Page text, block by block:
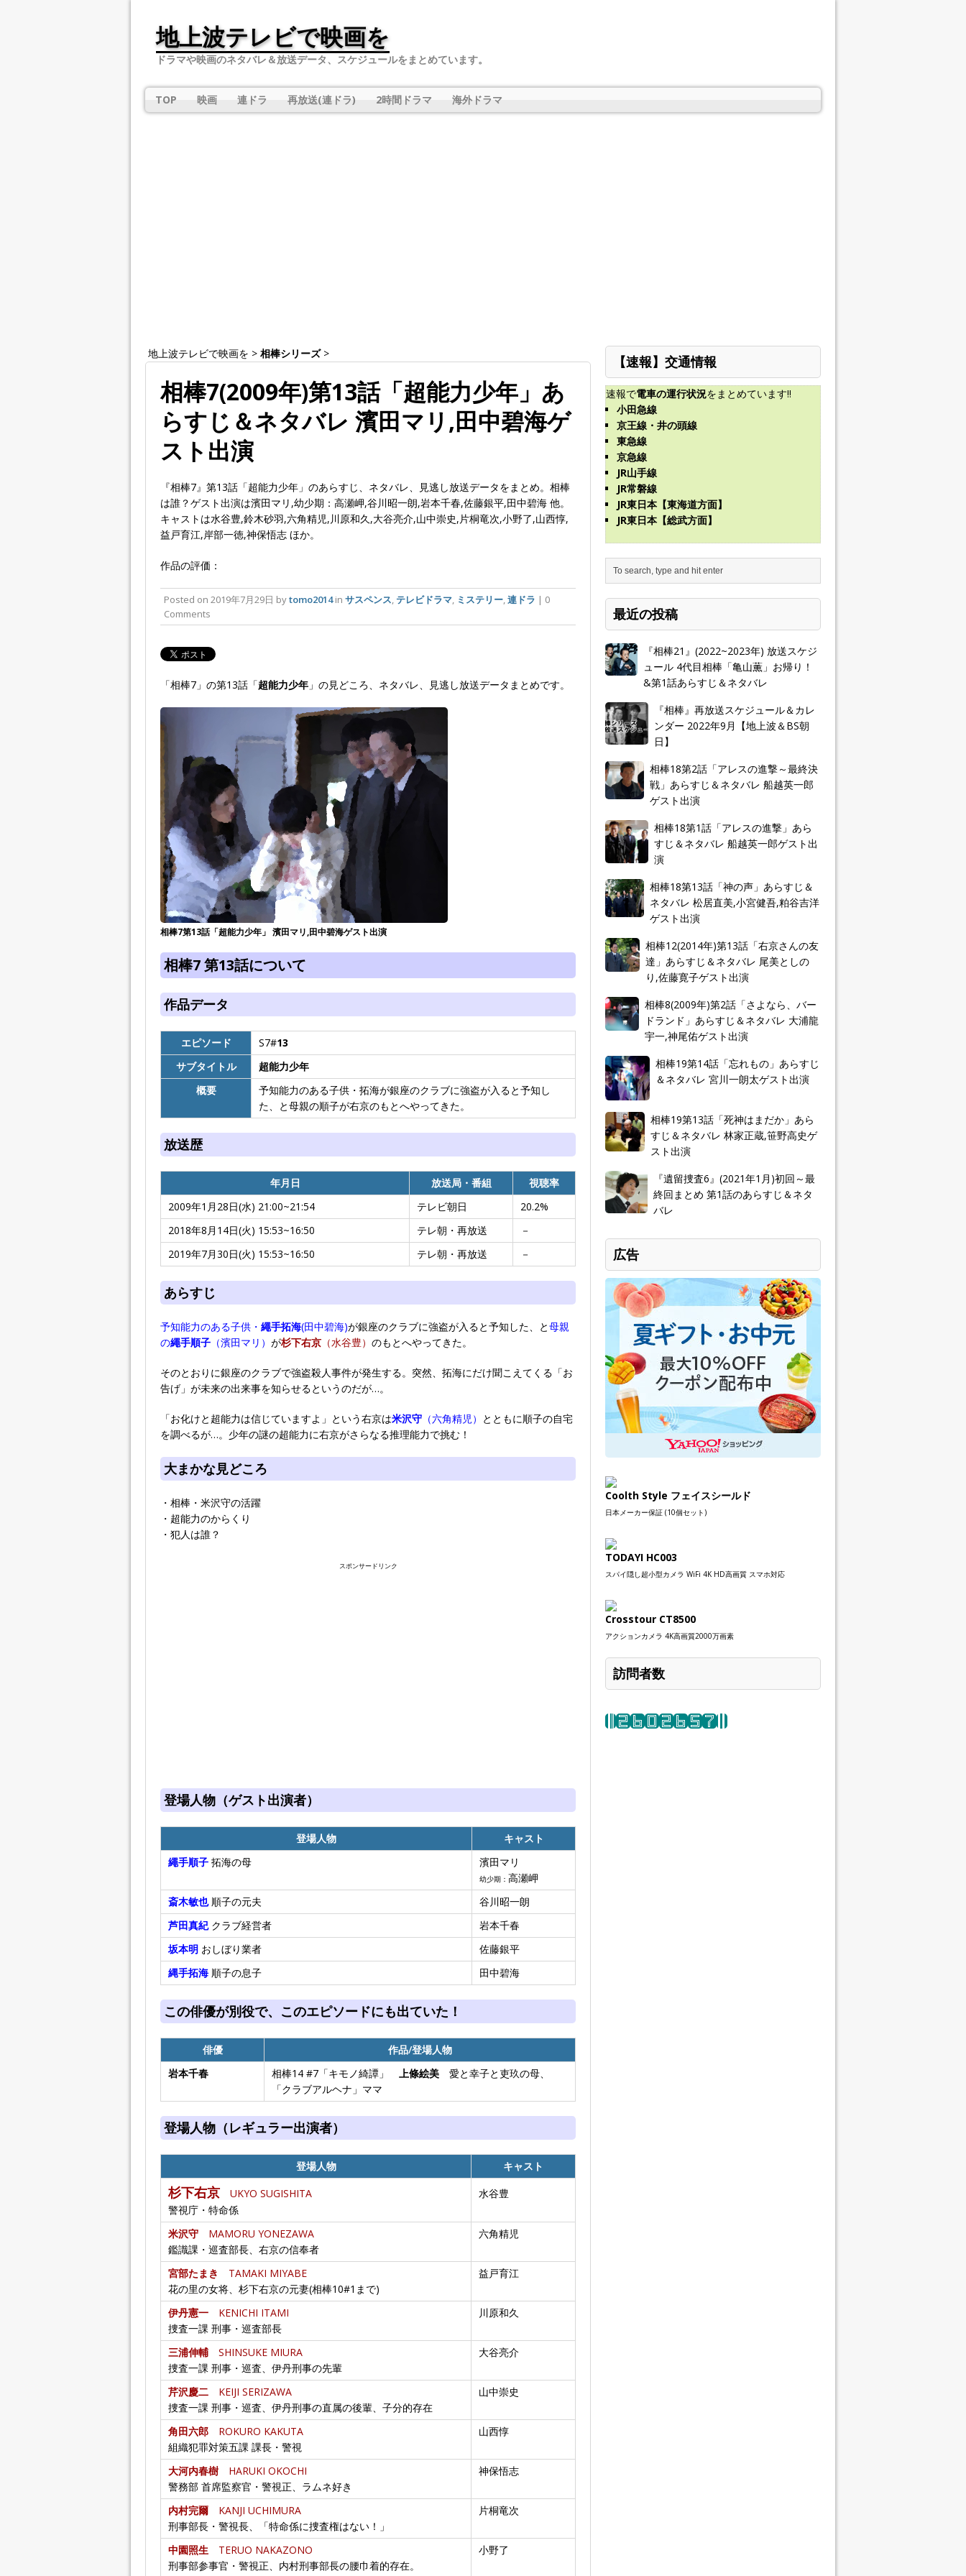
地上波テレビで映画を
ドラマや映画のネタバレ＆放送データ、スケジュールをまとめています。
TOP 映画 連ドラ 再放送(連ドラ) 2時間ドラマ 海外ドラマ
地上波テレビで映画を > 相棒シリーズ >
相棒7(2009年)第13話「超能力少年」あ
らすじ＆ネタバレ 濱田マリ,田中碧海ゲ
スト出演
『相棒7』第13話「超能力少年」のあらすじ、ネタバレ、見逃し放送データをまとめ。相棒
は誰？ゲスト出演は濱田マリ,幼少期：高瀬岬,谷川昭一朗,岩本千春,佐藤銀平,田中碧海 他。
キャストは水谷豊,鈴木砂羽,六角精児,川原和久,大谷亮介,山中崇史,片桐竜次,小野了,山西惇,
益戸育江,岸部一徳,神保悟志 ほか。
作品の評価：
Posted on 2019年7月29日 bytomo2014in サスペンス, テレビドラマ, ミステリー,連ドラ | 0
Comments
「相棒7」の第13話「超能力少年 」の見どころ、ネタバレ、見逃し放送データまとめです。
相棒7第13話「超能力少年」 濱田マリ,田中碧海ゲスト出演
相棒7 第13話について
作品データ
エピソード S7#13
サブタイトル
超能力少年
概要
予知能力のある子供・拓海が銀座のクラブに強盗が入ると予知し
た、と母親の順子が右京のもとへやってきた。
放送歴
年月日 放送局・番組
視聴率
2009年1月28日(水) 21:00~21:54
テレビ朝日
20.2%
2018年8月14日(火) 15:53~16:50
テレ朝・再放送
－
2019年7月30日(火) 15:53~16:50
テレ朝・再放送 －
あらすじ
予知能力のある子供・ 繩手拓海(田中碧海)が銀座のクラブに強盗が入ると予知した、と母親
の繩手順子 （濱田マリ） が杉下右京 （水谷豊） のもとへやってきた。
そのとおりに銀座のクラブで強盗殺人事件が発生する。突然、拓海にだけ聞こえてくる「お
告げ」が未来の出来事を知らせるというのだが…。
「お化けと超能力は信じていますよ」という右京は米沢守 （六角精児） とともに順子の自宅
を調べるが…。少年の謎の超能力に右京がさらなる推理能力で挑む！
大まかな見どころ
・相棒・米沢守の活躍
・超能力のからくり
・犯人は誰？
スポンサードリンク
登場人物（ゲスト出演者）
登場人物
キャスト
繩手順子 拓海の母 濱田マリ
幼少期： 高瀬岬
斎木敏也順子の元夫
谷川昭一朗
芦田真紀クラブ経営者
岩本千春
坂本明 おしぼり業者
佐藤銀平
縄手拓海 順子の息子 田中碧海
この俳優が別役で、このエピソードにも出ていた！
俳優
作品/登場人物
岩本千春
相棒14 #7「キモノ綺譚」 上條絵美 愛と幸子と吏玖の母、
「クラブアルヘナ」ママ
登場人物（レギュラー出演者）
登場人物 キャスト
杉下右京 UKYO SUGISHITA
警視庁・特命係
水谷豊
米沢守 MAMORU YONEZAWA
鑑識課・巡査部長、右京の信奉者
六角精児
宮部たまき
TAMAKI MIYABE
花の里の女将、杉下右京の元妻(相棒10#1まで)
益戸育江
伊丹憲一 KENICHI ITAMI
捜査一課 刑事・巡査部長
川原和久
三浦伸輔 SHINSUKE MIURA
捜査一課 刑事・巡査、伊丹刑事の先輩
大谷亮介
芹沢慶二 KEIJI SERIZAWA
捜査一課 刑事・巡査、伊丹刑事の直属の後輩、子分的存在
山中崇史
角田六郎 ROKURO KAKUTA
組織犯罪対策五課 課長・警視
山西惇
大河内春樹 HARUKI OKOCHI
警務部 首席監察官・警視正、ラムネ好き
神保悟志
内村完爾 KANJI UCHIMURA
刑事部長・警視長、「特命係に捜査権はない！」
片桐竜次
中園照生 TERUO NAKAZONO
刑事部参事官・警視正、内村刑事部長の腰巾着的存在。
小野了
【速報】交通情報
速報で電車の運行状況をまとめています!!
小田急線
京王線・井の頭線
東急線
京急線
JR山手線
JR常磐線
JR東日本【東海道方面】
JR東日本【総武方面】
最近の投稿
『相棒21』(2022~2023年) 放送スケジ
ュール 4代目相棒「亀山薫」お帰り！
&第1話あらすじ＆ネタバレ
『相棒』再放送スケジュール＆カレ
ンダー 2022年9月【地上波＆BS朝
日】
相棒18第2話「アレスの進撃～最終決
戦」あらすじ＆ネタバレ 船越英一郎
ゲスト出演
相棒18第1話「アレスの進撃」あら
すじ＆ネタバレ 船越英一郎ゲスト出
演
相棒18第13話「神の声」あらすじ＆
ネタバレ 松居直美,小宮健吾,粕谷吉洋
ゲスト出演
相棒12(2014年)第13話「右京さんの友
達」あらすじ＆ネタバレ 尾美としの
り,佐藤寛子ゲスト出演
相棒8(2009年)第2話「さよなら、バー
ドランド」あらすじ＆ネタバレ 大浦龍
宇一,神尾佑ゲスト出演
相棒19第14話「忘れもの」あらすじ
＆ネタバレ 宮川一朗太ゲスト出演
相棒19第13話「死神はまだか」あら
すじ＆ネタバレ 林家正蔵,笹野高史ゲ
スト出演
『遺留捜査6』(2021年1月)初回～最
終回まとめ 第1話のあらすじ＆ネタ
バレ
広告
Coolth Style フェイスシールド
日本メーカー保証 (10個セット)
TODAYI HC003
スパイ隠し超小型カメラ WiFi 4K HD高画質 スマホ対応
Crosstour CT8500
アクションカメラ 4K高画質2000万画素
訪問者数